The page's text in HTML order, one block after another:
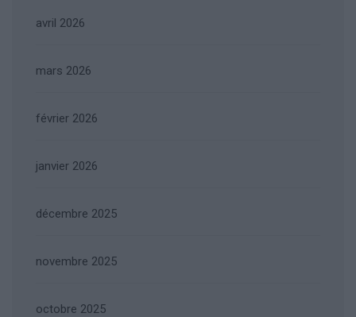
avril 2026
mars 2026
février 2026
janvier 2026
décembre 2025
novembre 2025
octobre 2025